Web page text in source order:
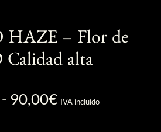
– Flor de
Calidad alta
- 90,00€Rango
IVA incluido